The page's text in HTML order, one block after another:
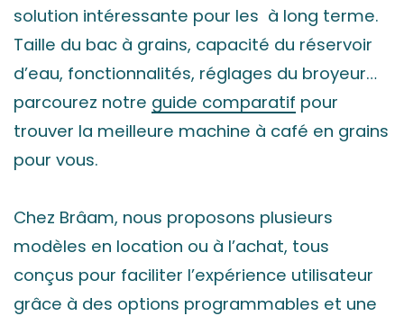
solution intéressante pour les à long terme.
Taille du bac à grains, capacité du réservoir
d’eau, fonctionnalités, réglages du broyeur…
parcourez notre guide comparatif pour
trouver la meilleure machine à café en grains
pour vous.
Chez Brâam, nous proposons plusieurs
modèles en location ou à l’achat, tous
conçus pour faciliter l’expérience utilisateur
grâce à des options programmables et une